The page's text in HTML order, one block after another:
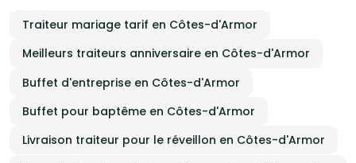
Traiteur mariage tarif en Côtes-d'Armor
Meilleurs traiteurs anniversaire en Côtes-d'Armor
Buffet d'entreprise en Côtes-d'Armor
Buffet pour baptême en Côtes-d'Armor
Livraison traiteur pour le réveillon en Côtes-d'Armor